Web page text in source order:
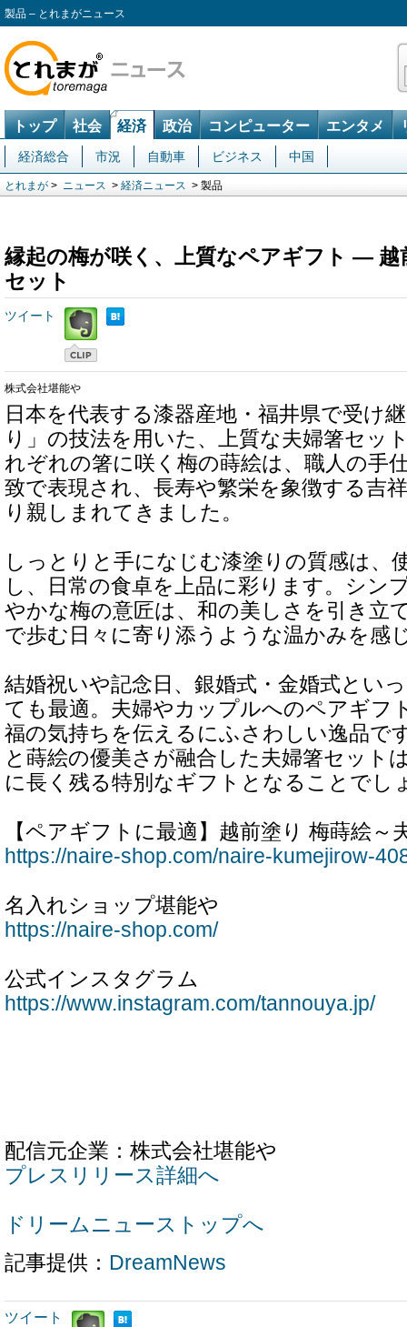
製品 – とれまがニュース
トップ 社会 経済 政治 コンピューター エンタメ
経済総合 市況 自動車 ビジネス 中国
とれまが > ニュース > 経済ニュース > 製品
縁起の梅が咲く、上質なペアギフト ― 越
セット
ツイート
株式会社堪能や
日本を代表する漆器産地・福井県で受け
り」の技法を用いた、上質な夫婦箸セッ
れぞれの箸に咲く梅の蒔絵は、職人の手
致で表現され、長寿や繁栄を象徴する吉
り親しまれてきました。
しっとりと手になじむ漆塗りの質感は、
し、日常の食卓を上品に彩ります。シン
やかな梅の意匠は、和の美しさを引き立
で歩む日々に寄り添うような温かみを感
結婚祝いや記念日、銀婚式・金婚式とい
ても最適。夫婦やカップルへのペアギフ
福の気持ちを伝えるにふさわしい逸品で
と蒔絵の優美さが融合した夫婦箸セット
に長く残る特別なギフトとなることでし
【ペアギフトに最適】越前塗り 梅蒔絵～
https://naire-shop.com/naire-kumejirow-
名入れショップ堪能や
https://naire-shop.com/
公式インスタグラム
https://www.instagram.com/tannouya.jp/
配信元企業：株式会社堪能や
プレスリリース詳細へ
ドリームニューストップへ
記事提供： DreamNews
ツイート